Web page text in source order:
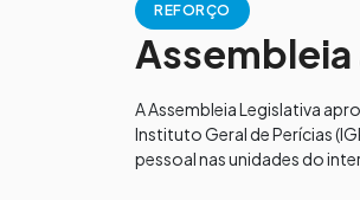
REFORÇO
A Assembleia Legislativa
Instituto Geral de Perícias
pessoal nas unidades do